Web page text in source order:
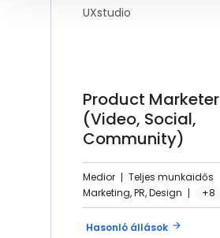
UXstudio
Product Marketer
(Video, Social,
Community)
Medior
Teljes munkaidős
Marketing, PR, Design
+8
Hasonló állások arrow_forward